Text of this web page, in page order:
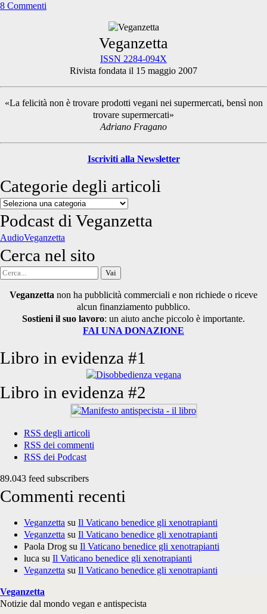
8 Commenti
Sidebar
Veganzetta
ISSN 2284-094X
Rivista fondata il 15 maggio 2007
«La felicità non è trovare prodotti vegani nei supermercati, bensì non
trovare supermercati»
Adriano Fragano
Iscriviti alla Newsletter
Categorie degli articoli
Categorie
degli
articoli
Podcast di Veganzetta
AudioVeganzetta
Cerca nel sito
Cerca
Veganzetta non ha pubblicità commerciali e non richiede o riceve
alcun finanziamento pubblico.
Sostieni il suo lavoro: un aiuto anche piccolo è importante.
FAI UNA DONAZIONE
Libro in evidenza #1
Libro in evidenza #2
RSS degli articoli
RSS dei commenti
RSS dei Podcast
89.043 feed subscribers
Commenti recenti
Veganzetta su Il Vaticano benedice gli xenotrapianti
Veganzetta su Il Vaticano benedice gli xenotrapianti
Paola Drog su Il Vaticano benedice gli xenotrapianti
luca su Il Vaticano benedice gli xenotrapianti
Veganzetta su Il Vaticano benedice gli xenotrapianti
Veganzetta
Notizie dal mondo vegan e antispecista